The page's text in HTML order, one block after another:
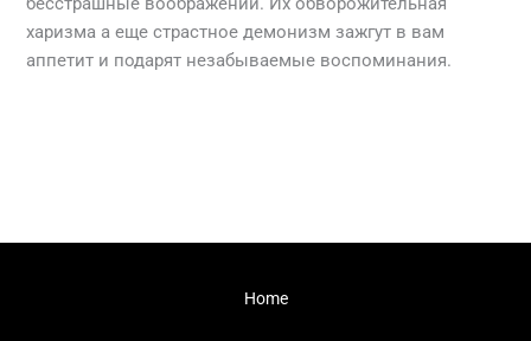
харизма а еще страстное демонизм зажгут в вам
аппетит и подарят незабываемые воспоминания.
Home